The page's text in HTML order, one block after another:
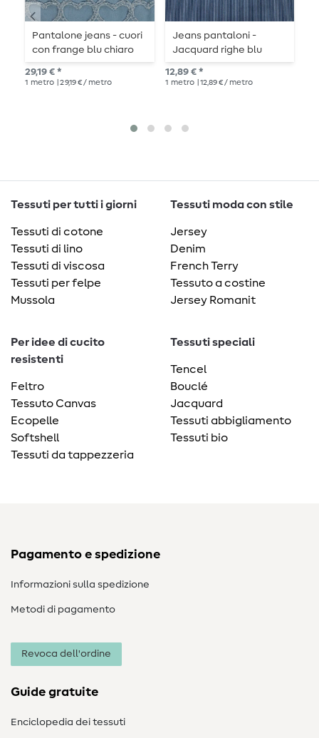
Pantalone jeans - cuori
con frange blu chiaro
29,19 € *
1 metro | 29,19 € / metro
Jeans pantaloni -
Jacquard righe blu
scuro
12,89 € *
1 metro | 12,89 € / metro
Tessuti per tutti i giorni
Tessuti di cotone
Tessuti di lino
Tessuti di viscosa
Tessuti per felpe
Mussola
Tessuti moda con stile
Jersey
Denim
French Terry
Tessuto a costine
Jersey Romanit
Per idee di cucito
resistenti
Feltro
Tessuto Canvas
Ecopelle
Softshell
Tessuti da tappezzeria
Tessuti speciali
Tencel
Bouclé
Jacquard
Tessuti abbigliamento
Tessuti bio
Pagamento e spedizione
Informazioni sulla spedizione
Metodi di pagamento
Revoca dell'ordine
Guide gratuite
Enciclopedia dei tessuti